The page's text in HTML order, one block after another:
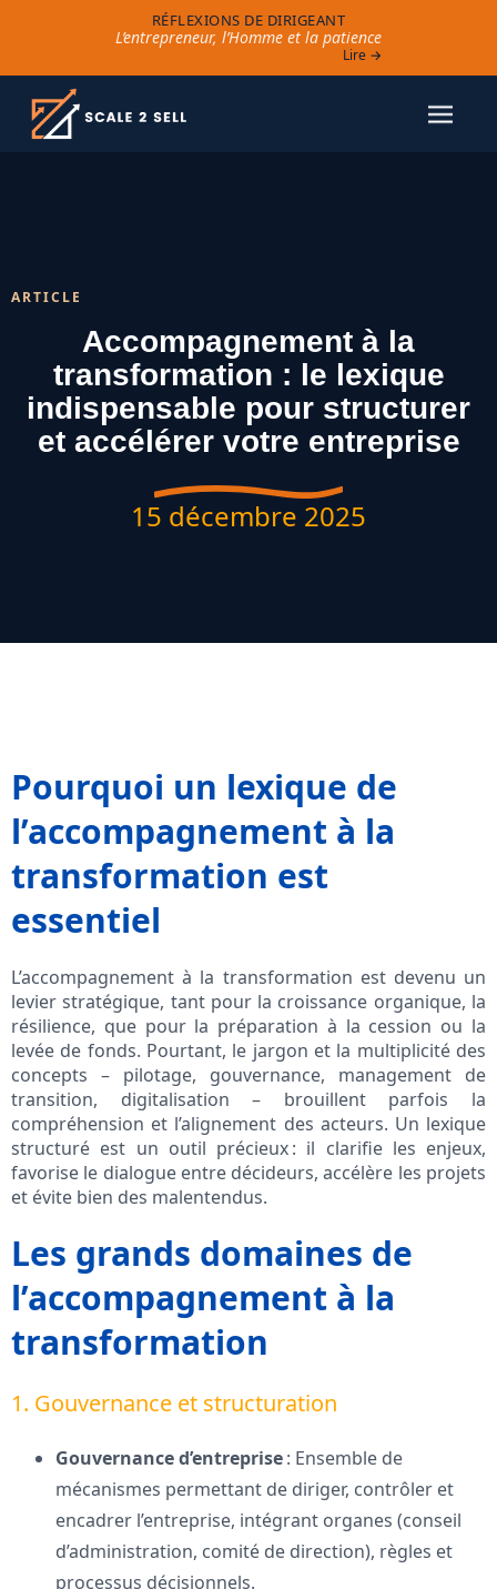
RÉFLEXIONS DE DIRIGEANT
L’entrepreneur, l’Homme et la patience
Lire →
ARTICLE
Accompagnement à la
transformation : le lexique
indispensable pour structurer
et accélérer votre entreprise
15 décembre 2025
Pourquoi un lexique de
l’accompagnement à la
transformation est
essentiel
L’accompagnement à la transformation est devenu un
levier stratégique, tant pour la croissance organique, la
résilience, que pour la préparation à la cession ou la
levée de fonds. Pourtant, le jargon et la multiplicité des
concepts – pilotage, gouvernance, management de
transition, digitalisation – brouillent parfois la
compréhension et l’alignement des acteurs. Un lexique
structuré est un outil précieux : il clarifie les enjeux,
favorise le dialogue entre décideurs, accélère les projets
et évite bien des malentendus.
Les grands domaines de
l’accompagnement à la
transformation
1. Gouvernance et structuration
Gouvernance d’entreprise: Ensemble de
mécanismes permettant de diriger, contrôler et
encadrer l’entreprise, intégrant organes (conseil
d’administration, comité de direction), règles et
processus décisionnels.